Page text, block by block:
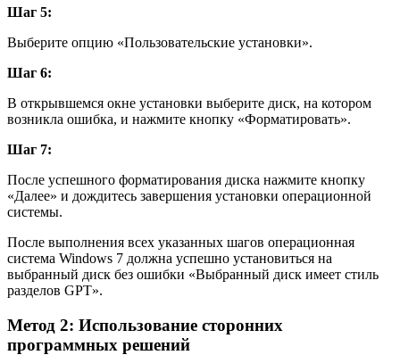
Шаг 5:
Выберите опцию «Пользовательские установки».
Шаг 6:
В открывшемся окне установки выберите диск, на котором
возникла ошибка, и нажмите кнопку «Форматировать».
Шаг 7:
После успешного форматирования диска нажмите кнопку
«Далее» и дождитесь завершения установки операционной
системы.
После выполнения всех указанных шагов операционная
система Windows 7 должна успешно установиться на
выбранный диск без ошибки «Выбранный диск имеет стиль
разделов GPT».
Метод 2: Использование сторонних
программных решений